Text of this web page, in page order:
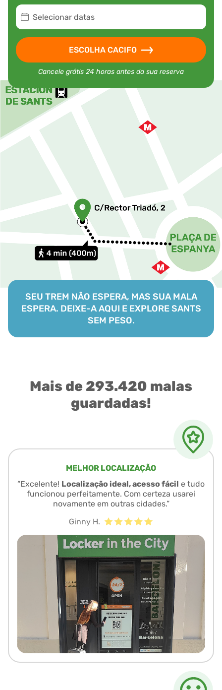
Selecionar datas
ESCOLHA CACIFO
Cancele grátis 24 horas antes da sua reserva
SEU TREM NÃO ESPERA, MAS SUA MALA
ESPERA. DEIXE-A AQUI E EXPLORE SANTS
SEM PESO.
Mais de 293.420 malas
guardadas!
MELHOR LOCALIZAÇÃO
“Excelente! Localização ideal, acesso fácil e tudo
funcionou perfeitamente. Com certeza usarei
novamente em outras cidades.”
Ginny H.